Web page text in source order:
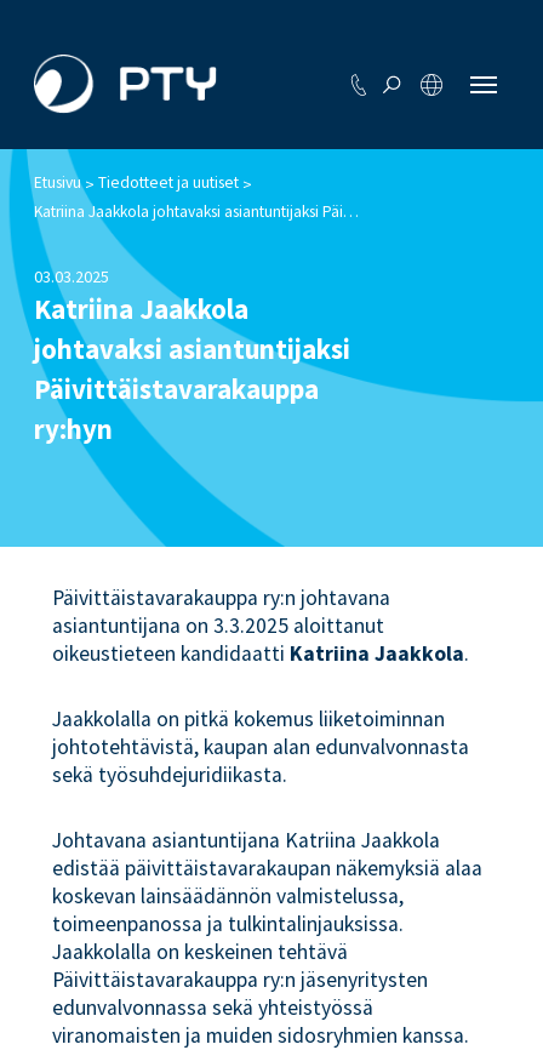
Etusivu> Tiedotteet ja uutiset >
Katriina Jaakkola johtavaksi asiantuntijaksi Päivittäistavarakauppa ry:hyn
03.03.2025
Katriina Jaakkola
johtavaksi asiantuntijaksi
Päivittäistavarakauppa
ry:hyn
Päivittäistavarakauppa ry:n johtavana
asiantuntijana on 3.3.2025 aloittanut
oikeustieteen kandidaatti Katriina Jaakkola.
Jaakkolalla on pitkä kokemus liiketoiminnan
johtotehtävistä, kaupan alan edunvalvonnasta
sekä työsuhdejuridiikasta.
Johtavana asiantuntijana Katriina Jaakkola
edistää päivittäistavarakaupan näkemyksiä alaa
koskevan lainsäädännön valmistelussa,
toimeenpanossa ja tulkintalinjauksissa.
Jaakkolalla on keskeinen tehtävä
Päivittäistavarakauppa ry:n jäsenyritysten
edunvalvonnassa sekä yhteistyössä
viranomaisten ja muiden sidosryhmien kanssa.